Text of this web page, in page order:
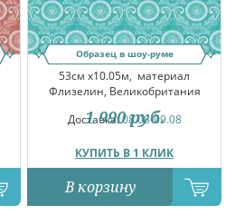
Образец в шоу-руме
53см x10.05м, материал
Флизелин, Великобритания
Доставка:08.08-09.08
КУПИТЬ В 1 КЛИК
1 990 руб.
В корзину